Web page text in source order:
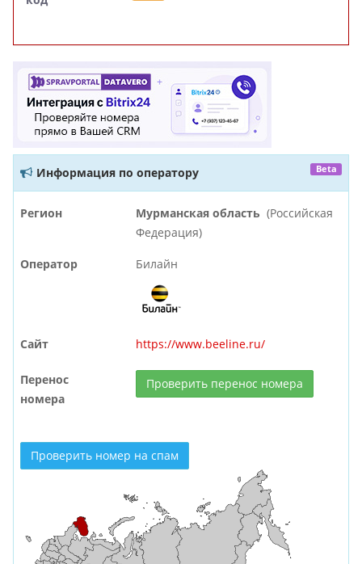
Информация по оператору Beta
Регион Мурманская область (Российская
Федерация)
Оператор Билайн
Сайт https://www.beeline.ru/
Перенос
номера
Проверить перенос номера
Проверить номер на спам